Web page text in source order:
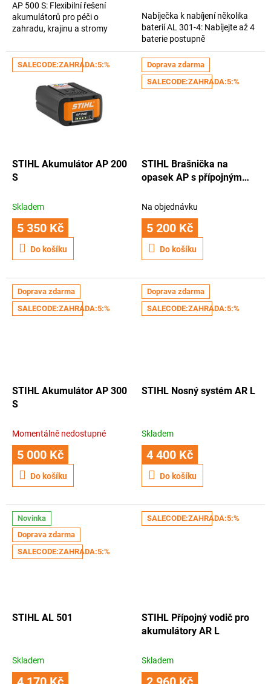
5
hvězdiček.
AP 500 S: Flexibilní řešení
akumulátorů pro péči o
zahradu, krajinu a stromy
Nabíječka k nabíjení několika
baterií AL 301-4: Nabíjejte až 4
baterie postupně
SALECODE:ZAHRADA:5:%
STIHL Akumulátor AP 200
S
Skladem
5 350 Kč
Do košíku
Doprava zdarma
SALECODE:ZAHRADA:5:%
STIHL Brašnička na
opasek AP s přípojným
Na objednávku
5 200 Kč
Do košíku
Doprava zdarma
SALECODE:ZAHRADA:5:%
STIHL Akumulátor AP 300
S
Momentálně nedostupné
5 000 Kč
Do košíku
Doprava zdarma
SALECODE:ZAHRADA:5:%
STIHL Nosný systém AR L
Skladem
4 400 Kč
Do košíku
Novinka
Doprava zdarma
SALECODE:ZAHRADA:5:%
STIHL AL 501
Skladem
SALECODE:ZAHRADA:5:%
STIHL Přípojný vodič pro
akumulátory AR L
Skladem